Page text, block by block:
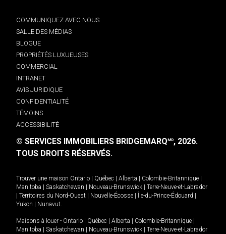
COMMUNIQUEZ AVEC NOUS
SALLE DES MÉDIAS
BLOGUE
PROPRIÉTÉS LUXUEUSES
COMMERCIAL
INTRANET
AVIS JURIDIQUE
CONFIDENTIALITÉ
TÉMOINS
ACCESSIBILITÉ
© SERVICES IMMOBILIERS BRIDGEMARQMD, 2026.
TOUS DROITS RÉSERVÉS.
Trouver une maison Ontario Québec Alberta Colombie-Britannique
Manitoba
Saskatchewan Nouveau-Brunswick
Terre-Neuve-et-Labrador
Territoires du Nord-Ouest Nouvelle-Écosse Île-du-Prince-Édouard
Yukon
Nunavut.
Maisons à louer - Ontario Québec Alberta Colombie-Britannique
Manitoba
Saskatchewan Nouveau-Brunswick
Terre-Neuve-et-Labrador